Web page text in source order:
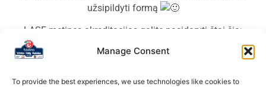
Manage Consent
To provide the best experiences, we use technologies like cookies to
užsipildyti formą
LASF metines akreditacijas galite pasidaryti štai čia:
http://sistema.lasf.lt/